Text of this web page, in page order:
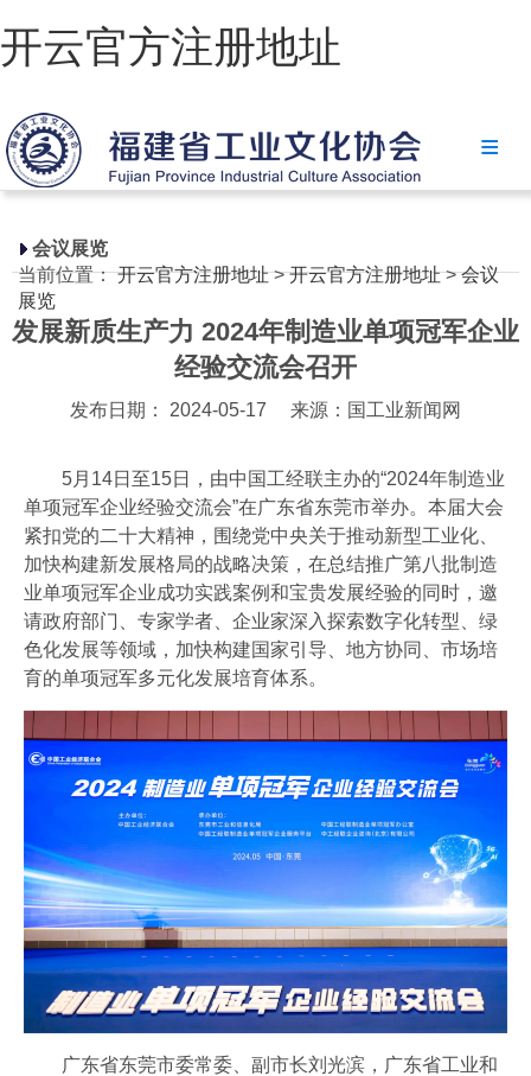
开云官方注册地址
开云官方注册地址
协会简介
开云官方注册地址-开云(中国)
省级政策
工业视频
会员风采
协会月刊
开云官方注册地址-开云(中国)
加入我们
会议展览
当前位置：开云官方注册地址>开云官方注册地址>会议
展览
发展新质生产力 2024年制造业单项冠军企业
经验交流会召开
发布日期： 2024-05-17 来源：国工业新闻网
5月14日至15日，由中国工经联主办的“2024年制造业
单项冠军企业经验交流会”在广东省东莞市举办。本届大会
紧扣党的二十大精神，围绕党中央关于推动新型工业化、
加快构建新发展格局的战略决策，在总结推广第八批制造
业单项冠军企业成功实践案例和宝贵发展经验的同时，邀
请政府部门、专家学者、企业家深入探索数字化转型、绿
色化发展等领域，加快构建国家引导、地方协同、市场培
育的单项冠军多元化发展培育体系。
广东省东莞市委常委、副市长刘光滨，广东省工业和